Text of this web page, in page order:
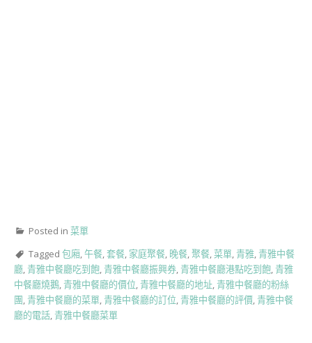
Posted in 菜單
Tagged 包廂,午餐,套餐, 家庭聚餐, 晚餐,聚餐,菜單,青雅,青雅中餐
廳,青雅中餐廳吃到飽,青雅中餐廳振興券,青雅中餐廳港點吃到飽,青雅
中餐廳燒鵝,青雅中餐廳的價位,青雅中餐廳的地址,青雅中餐廳的粉絲
團,青雅中餐廳的菜單,青雅中餐廳的訂位,青雅中餐廳的評價,青雅中餐
廳的電話,青雅中餐廳菜單